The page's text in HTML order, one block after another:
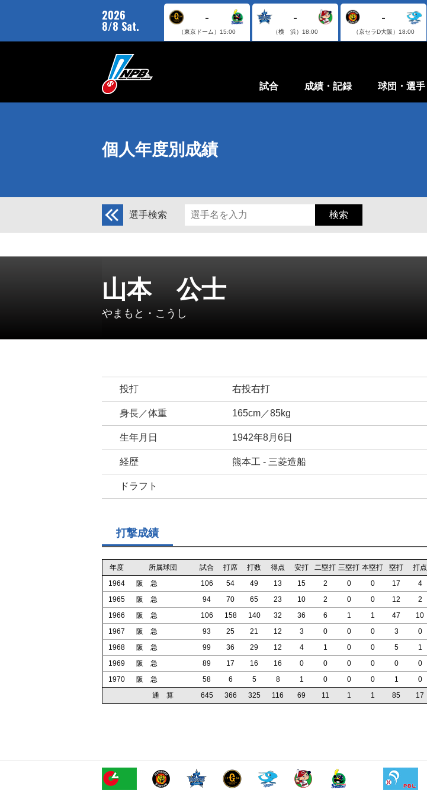
2026
8/8 Sat.
-
（東京ドーム） 15:00
-
（横 浜） 18:00
-
（京セラD大阪） 18:00
試合 成績・記録 球団・選手
個人年度別成績
選手検索
山本 公士
やまもと・こうし
投打 右投右打
身長／体重 165cm／85kg
生年月日 1942年8月6日
経歴 熊本工 - 三菱造船
ドラフト
打撃成績
年度 所属球団 試合 打席 打数 得点 安打 二塁打 三塁打 本塁打 塁打 打点
1964
阪 急 106 54 49 13 15 2 0 0 17 4
1965
阪 急 94 70 65 23 10 2 0 0 12 2
1966
阪 急 106 158 140 32 36 6 1 1 47 10
1967
阪 急 93 25 21 12 3 0 0 0 3 0
1968
阪 急 99 36 29 12 4 1 0 0 5 1
1969
阪 急 89 17 16 16 0 0 0 0 0 0
1970
阪 急 58 6 5 8 1 0 0 0 1 0
通 算
645 366 325 116 69 11 1 1 85 17